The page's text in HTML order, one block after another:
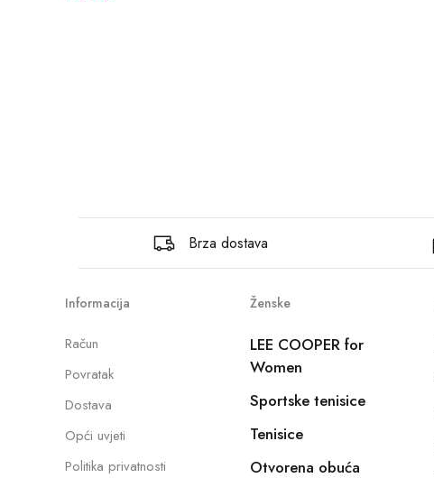
Brza dostava
Informacija
Račun
Povratak
Dostava
Opći uvjeti
Politika privatnosti
Ženske
LEE COOPER for
Women
Sportske tenisice
Tenisice
Otvorena obuća